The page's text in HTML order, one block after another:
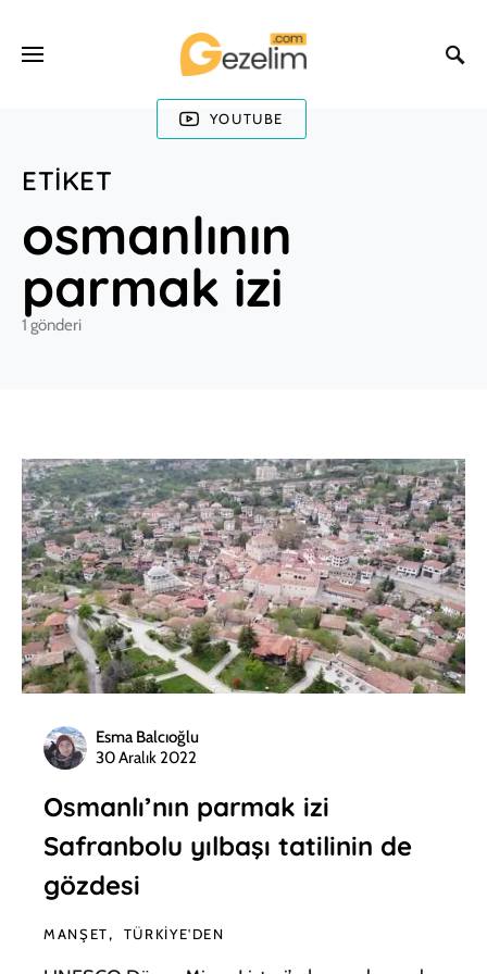
YOUTUBE
ETIKET
osmanlının
parmak izi
1 gönderi
Esma Balcıoğlu
30 Aralık 2022
Osmanlı’nın parmak izi
Safranbolu yılbaşı tatilinin de
gözdesi
MANŞET TÜRKIYE'DEN